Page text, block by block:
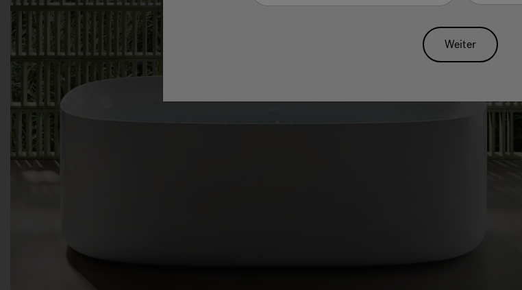
Weiter